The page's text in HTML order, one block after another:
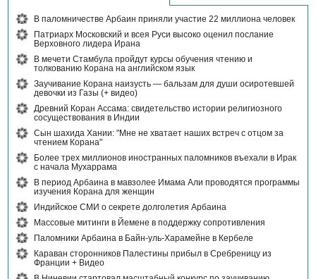
В паломничестве Арбаин приняли участие 22 миллиона человек
Патриарх Московский и всея Руси высоко оценил послание
Верховного лидера Ирана
В мечети Стамбула пройдут курсы обучения чтению и
толкованию Корана на английском язык
Заучивание Корана наизусть — бальзам для души осиротевшей
девочки из Газы (+ видео)
Древний Коран Ассама: свидетельство истории религиозного
сосуществования в Индии
Сын шахида Хании: "Мне не хватает наших встреч с отцом за
чтением Корана"
Более трех миллионов иностранных паломников въехали в Ирак
с начала Мухаррама
В период Арбаина в мавзолее Имама Али проводятся программы
изучения Корана для женщин
Индийское СМИ о секрете долголетия Арбаина
Массовые митинги в Йемене в поддержку сопротивления
Паломники Арбаина в Байн-уль-Харамейне в Кербеле
Караван сторонников Палестины прибыл в Сребреницу из
Франции + Видео